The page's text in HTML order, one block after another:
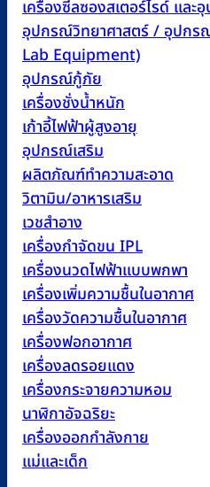
เครื่องซีลซองสเตอร์ไรด์ และ
อุปกรณ์วิทยาศาสตร์ / อุปกร
Lab Equipment)
อุปกรณ์กู้ภัย
เครื่องชั่งน้ำหนัก
เก้าอี้ไฟฟ้าผู้สูงอายุ
อุปกรณ์เสริม
ผลิตภัณฑ์ทำความสะอาด
วิตามิน/อาหารเสริม
เวชสำอาง
เครื่องกำจัดขน IPL
เครื่องนวดไฟฟ้าแบบพกพา
เครื่องเพิ่มความชื้นในอากาศ
เครื่องวัดความชื้นในอากาศ
เครื่องฟอกอากาศ
เครื่องลดรอยแดง
เครื่องกระจายความหอม
นาฬิกาอัจฉริยะ
เครื่องออกกำลังกาย
แม่และเด็ก